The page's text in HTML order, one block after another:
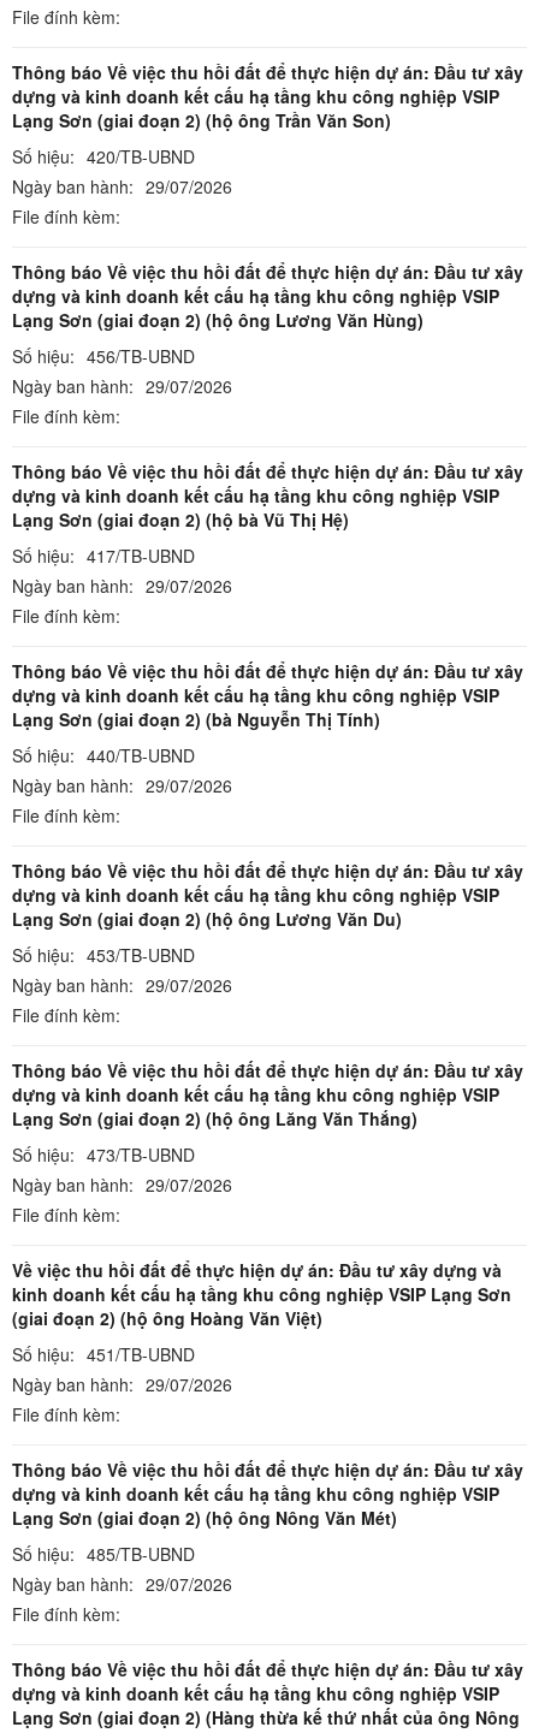
File đính kèm:
Thông báo Về việc thu hồi đất để thực hiện dự án: Đầu tư xây
dựng và kinh doanh kết cấu hạ tầng khu công nghiệp VSIP
Lạng Sơn (giai đoạn 2) (hộ ông Trần Văn Son)
Số hiệu: 420/TB-UBND
Ngày ban hành: 29/07/2026
File đính kèm:
Thông báo Về việc thu hồi đất để thực hiện dự án: Đầu tư xây
dựng và kinh doanh kết cấu hạ tầng khu công nghiệp VSIP
Lạng Sơn (giai đoạn 2) (hộ ông Lương Văn Hùng)
Số hiệu: 456/TB-UBND
Ngày ban hành: 29/07/2026
File đính kèm:
Thông báo Về việc thu hồi đất để thực hiện dự án: Đầu tư xây
dựng và kinh doanh kết cấu hạ tầng khu công nghiệp VSIP
Lạng Sơn (giai đoạn 2) (hộ bà Vũ Thị Hệ)
Số hiệu: 417/TB-UBND
Ngày ban hành: 29/07/2026
File đính kèm:
Thông báo Về việc thu hồi đất để thực hiện dự án: Đầu tư xây
dựng và kinh doanh kết cấu hạ tầng khu công nghiệp VSIP
Lạng Sơn (giai đoạn 2) (bà Nguyễn Thị Tính)
Số hiệu: 440/TB-UBND
Ngày ban hành: 29/07/2026
File đính kèm:
Thông báo Về việc thu hồi đất để thực hiện dự án: Đầu tư xây
dựng và kinh doanh kết cấu hạ tầng khu công nghiệp VSIP
Lạng Sơn (giai đoạn 2) (hộ ông Lương Văn Du)
Số hiệu: 453/TB-UBND
Ngày ban hành: 29/07/2026
File đính kèm:
Thông báo Về việc thu hồi đất để thực hiện dự án: Đầu tư xây
dựng và kinh doanh kết cấu hạ tầng khu công nghiệp VSIP
Lạng Sơn (giai đoạn 2) (hộ ông Lăng Văn Thắng)
Số hiệu: 473/TB-UBND
Ngày ban hành: 29/07/2026
File đính kèm:
Về việc thu hồi đất để thực hiện dự án: Đầu tư xây dựng và
kinh doanh kết cấu hạ tầng khu công nghiệp VSIP Lạng Sơn
(giai đoạn 2) (hộ ông Hoàng Văn Việt)
Số hiệu: 451/TB-UBND
Ngày ban hành: 29/07/2026
File đính kèm:
Thông báo Về việc thu hồi đất để thực hiện dự án: Đầu tư xây
dựng và kinh doanh kết cấu hạ tầng khu công nghiệp VSIP
Lạng Sơn (giai đoạn 2) (hộ ông Nông Văn Mét)
Số hiệu: 485/TB-UBND
Ngày ban hành: 29/07/2026
File đính kèm:
Thông báo Về việc thu hồi đất để thực hiện dự án: Đầu tư xây
dựng và kinh doanh kết cấu hạ tầng khu công nghiệp VSIP
Lạng Sơn (giai đoạn 2) (Hàng thừa kế thứ nhất của ông Nông